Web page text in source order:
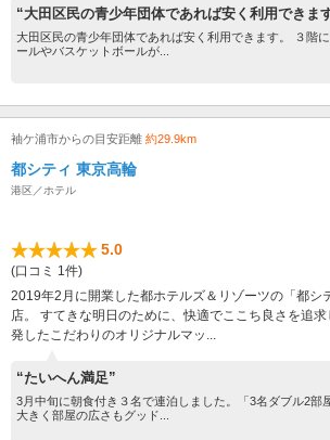
“大田区民の青少年団体であれば安く利用できま
大田区民の青少年団体であれば安く利用できます。 ３階
ールやバスケットボールが...
袖ケ浦市からの目安距離 約29.9km
都シティ 東京高輪
港区／ホテル
5.0
(口コミ 1件)
2019年2月に開業した都ホテルズ＆リゾーツの「都シ
店。 すてきな明日のために、快適でここち良さを追
発したこだわりのオリジナルマッ...
“たいへん満足”
3月中旬に朝食付き３名で連泊しました。「3名ダブル2部
大きく部屋の広さもグッド...